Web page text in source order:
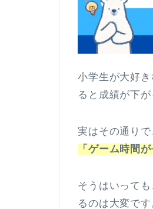
小学生が大好
ると成績が下が
実はその通り
「ゲーム時間
そうはいって
るのは大変で